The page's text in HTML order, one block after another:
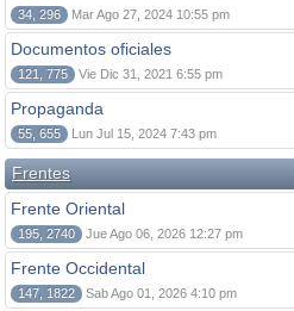
34, 296 Mar Ago 27, 2024 10:55 pm
Documentos oficiales
121, 775 Vie Dic 31, 2021 6:55 pm
Propaganda
55, 655 Lun Jul 15, 2024 7:43 pm
Frentes
Frente Oriental
195, 2740 Jue Ago 06, 2026 12:27 pm
Frente Occidental
147, 1822 Sab Ago 01, 2026 4:10 pm